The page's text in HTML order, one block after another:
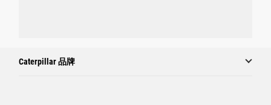
Caterpillar 品牌